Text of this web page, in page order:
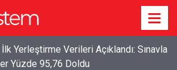
Yerleştirme Verileri Açıklandı: Sınavla
Yüzde 95,76 Doldu